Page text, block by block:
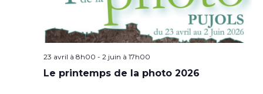
23 avril à 8h00 - 2 juin à 17h00
Le printemps de la photo 2026